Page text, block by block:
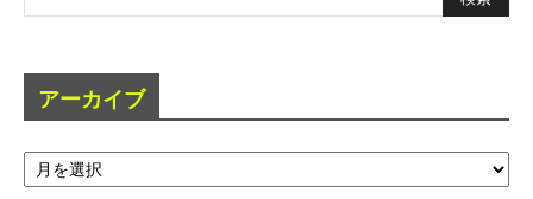
アーカイブ
ア
ー